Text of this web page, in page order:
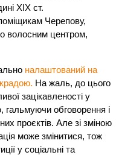
XIX ст.
Черепову,
волосним центром,
налаштований на
На жаль, до цього
зацікавленості у
гальмуючи обговорення і
проєктів. Але зі зміною
може змінитися, тож
у соціальні та